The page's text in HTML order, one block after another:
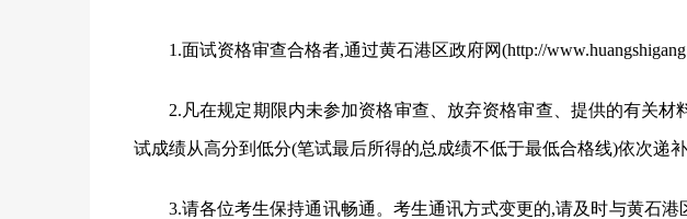
1.面试资格审查合格者,通过黄石港区政府网(http://
2.凡在规定期限内未参加资格审查、放弃资格审查、提供的有关
试成绩从高分到低分(笔试最后所得的总成绩不低于最低合格线)依次递
3.请各位考生保持通讯畅通。考生通讯方式变更的,请及时与黄石